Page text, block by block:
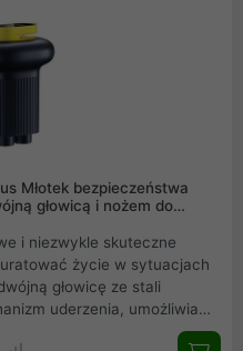
mini latarki,
i obsługę szybkiego
kabel Baseus Simple
Młotek bezpieczeństwa
głowicą i nożem do
i niezwykle skuteczne
życie w sytuacjach
głowicę ze stali
uderzenia, umożliwia